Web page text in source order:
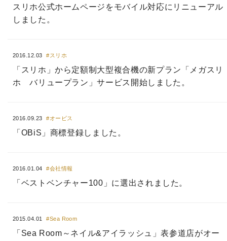
スリホ公式ホームページをモバイル対応にリニューアル
しました。
2016.12.03 #スリホ
「スリホ」から定額制大型複合機の新プラン「メガスリ
ホ バリュープラン」サービス開始しました。
2016.09.23 #オービス
「OBiS」商標登録しました。
2016.01.04 #会社情報
「ベストベンチャー100」に選出されました。
2015.04.01 #Sea Room
「Sea Room～ネイル&アイラッシュ」表参道店がオー